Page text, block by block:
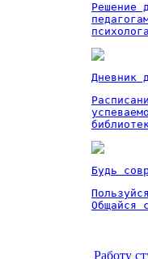
Решение
Дневник
Будь
Общайся
Работу